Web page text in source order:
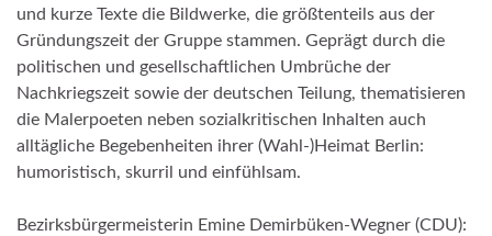
und kurze Texte die Bildwerke, die größtenteils aus der
Gründungszeit der Gruppe stammen. Geprägt durch die
politischen und gesellschaftlichen Umbrüche der
Nachkriegszeit sowie der deutschen Teilung, thematisieren
die Malerpoeten neben sozialkritischen Inhalten auch
alltägliche Begebenheiten ihrer (Wahl-)Heimat Berlin:
humoristisch, skurril und einfühlsam.
Bezirksbürgermeisterin Emine Demirbüken-Wegner (CDU):